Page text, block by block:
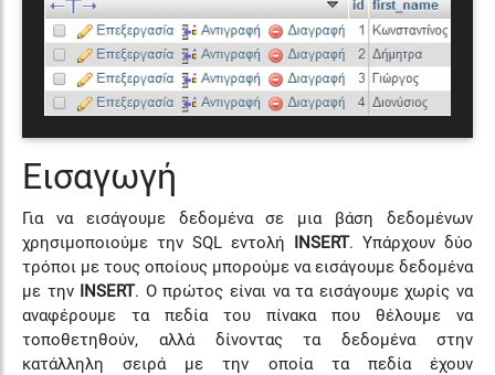
Εισαγωγή
Για να εισάγουμε δεδομένα σε μια βάση δεδομένων
χρησιμοποιούμε την SQL εντολή INSERT. Υπάρχουν δύο
τρόποι με τους οποίους μπορούμε να εισάγουμε δεδομένα
με την INSERT. Ο πρώτος είναι να τα εισάγουμε χωρίς να
αναφέρουμε τα πεδία του πίνακα που θέλουμε να
τοποθετηθούν, αλλά δίνοντας τα δεδομένα στην
κατάλληλη σειρά με την οποία τα πεδία έχουν